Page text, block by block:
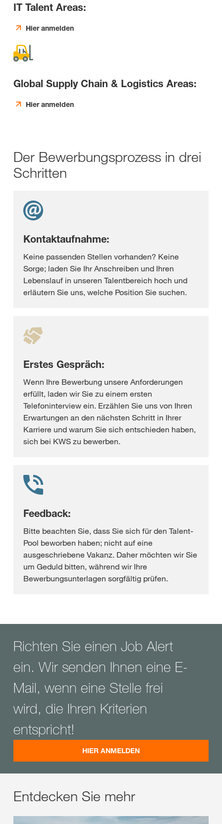
IT Talent Areas:
Hier anmelden
Global Supply Chain & Logistics Areas:
Hier anmelden
Der Bewerbungsprozess in drei
Schritten
Kontaktaufnahme:
Keine passenden Stellen vorhanden? Keine
Sorge; laden Sie Ihr Anschreiben und Ihren
Lebenslauf in unseren Talentbereich hoch und
erläutern Sie uns, welche Position Sie suchen.
Erstes Gespräch:
Wenn Ihre Bewerbung unsere Anforderungen
erfüllt, laden wir Sie zu einem ersten
Telefoninterview ein. Erzählen Sie uns von Ihren
Erwartungen an den nächsten Schritt in Ihrer
Karriere und warum Sie sich entschieden haben,
sich bei KWS zu bewerben.
Feedback:
Bitte beachten Sie, dass Sie sich für den Talent-
Pool beworben haben; nicht auf eine
ausgeschriebene Vakanz. Daher möchten wir Sie
um Geduld bitten, während wir Ihre
Bewerbungsunterlagen sorgfältig prüfen.
Richten Sie einen Job Alert
ein. Wir senden Ihnen eine E-
Mail, wenn eine Stelle frei
wird, die Ihren Kriterien
entspricht!
HIER ANMELDEN
Entdecken Sie mehr